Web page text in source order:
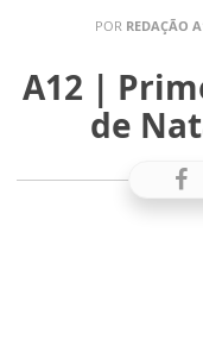
POR REDAÇÃO
A12 |
de